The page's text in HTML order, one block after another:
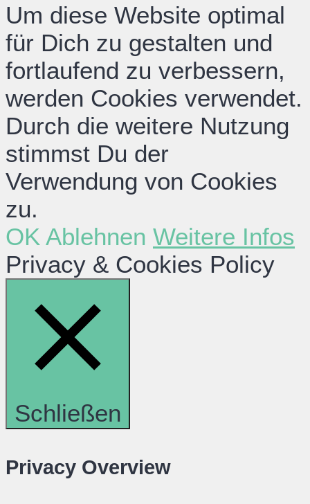
Um diese Website optimal
für Dich zu gestalten und
fortlaufend zu verbessern,
werden Cookies verwendet.
Durch die weitere Nutzung
stimmst Du der
Verwendung von Cookies
zu.
OK Ablehnen Weitere Infos
Privacy & Cookies Policy
Schließen
Privacy Overview